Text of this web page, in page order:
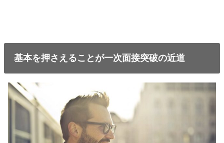
基本を押さえることが一次面接突破の近道